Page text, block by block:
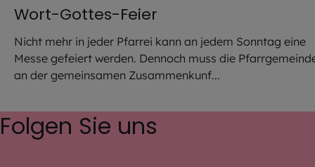
Wort-Gottes-Feier
Nicht mehr in jeder Pfarrei kann an jedem Sonntag eine
Messe gefeiert werden. Dennoch muss die
an der gemeinsamen Zusammenkunf...
Folgen Sie uns